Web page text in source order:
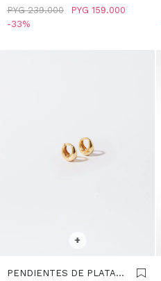
CON CIRCONITAS - PLATA
DE LEY 925 - DORADO
PYG 159.000
PYG 239.000
33
+
PENDIENTES DE PLATA